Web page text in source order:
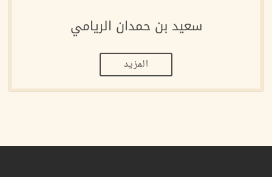
سعيد بن حمدان الريامي
المزيد